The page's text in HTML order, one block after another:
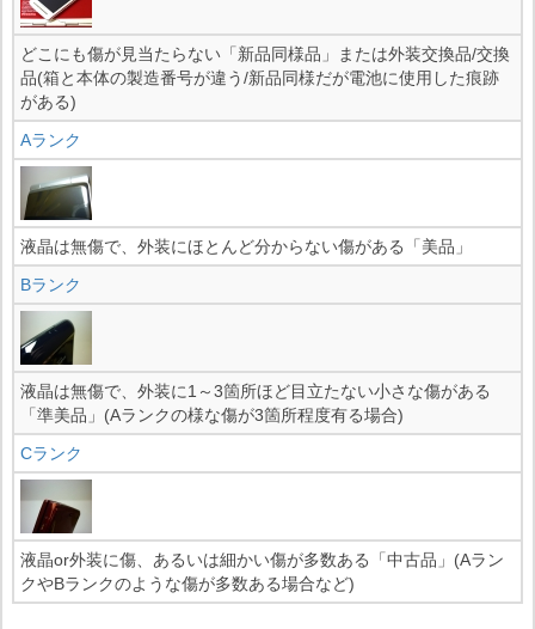
どこにも傷が見当たらない「新品同様品」または外装交換品/交換
品(箱と本体の製造番号が違う/新品同様だが電池に使用した痕跡
がある)
Aランク
液晶は無傷で、外装にほとんど分からない傷がある「美品」
Bランク
液晶は無傷で、外装に1～3箇所ほど目立たない小さな傷がある
「準美品」(Aランクの様な傷が3箇所程度有る場合)
Cランク
液晶or外装に傷、あるいは細かい傷が多数ある「中古品」(Aラン
クやBランクのような傷が多数ある場合など)